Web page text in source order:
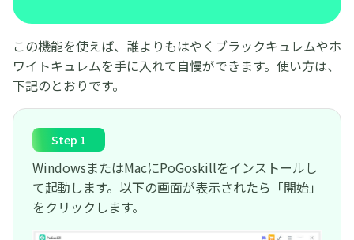
この機能を使えば、誰よりもはやくブラックキュレムやホ
ワイトキュレムを手に入れて自慢ができます。使い方は、
下記のとおりです。
Step 1
WindowsまたはMacにPoGoskillをインストールし
て起動します。以下の画面が表示されたら「開始」
をクリックします。